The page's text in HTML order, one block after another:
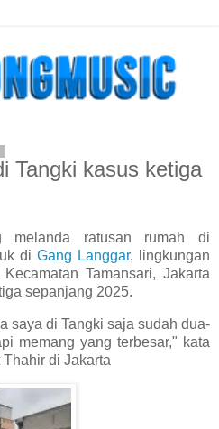
Tangki kasus ketiga
melanda ratusan rumah di
di Gang Langgar, lingkungan
Tamansari, Jakarta
sepanjang 2025.
saya di Tangki saja sudah dua-
memang yang terbesar," kata
Thahir di Jakarta